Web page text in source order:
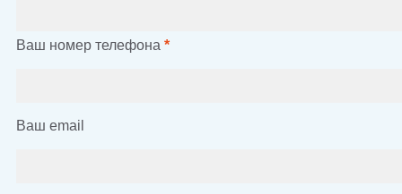
Ваш номер телефона *
Ваш email